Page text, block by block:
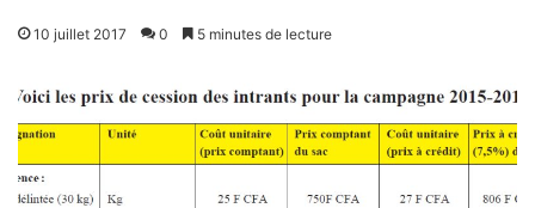
10 juillet 2017 0 5 minutes de lecture